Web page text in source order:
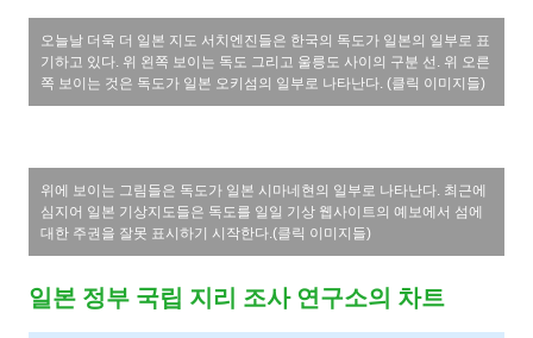
오늘날 더욱 더 일본 지도 서치엔진들은 한국의 독도가 일본의 일부로 표
기하고 있다. 위 왼쪽 보이는 독도 그리고 울릉도 사이의 구분 선. 위 오른
쪽 보이는 것은 독도가 일본 오키섬의 일부로 나타난다. (클릭 이미지들)
위에 보이는 그림들은 독도가 일본 시마네현의 일부로 나타난다. 최근에
심지어 일본 기상지도들은 독도를 일일 기상 웹사이트의 예보에서 섬에
대한 주권을 잘못 표시하기 시작한다.(클릭 이미지들)
일본 정부 국립 지리 조사 연구소의 차트